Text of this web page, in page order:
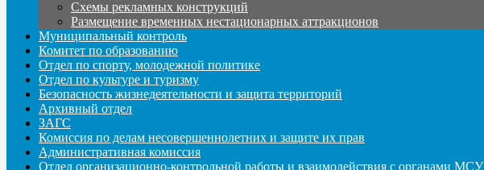
Схемы рекламных конструкций
Размещение временных нестационарных аттракционов
Муниципальный контроль
Комитет по образованию
Отдел по спорту, молодежной политике
Отдел по культуре и туризму
Безопасность жизнедеятельности и защита территорий
Архивный отдел
ЗАГС
Комиссия по делам несовершеннолетних и защите их прав
Административная комиссия
Отдел организационно-контрольной работы и взаимодействия с органами МСУ